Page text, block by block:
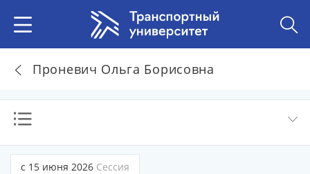
Проневич Ольга Борисовна
с 15 июня 2026 Сессия